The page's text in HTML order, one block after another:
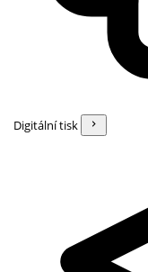
Digitální tisk